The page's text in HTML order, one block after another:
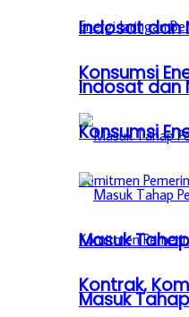
Indosat dan
Konsumsi
Masuk
Kontrak,
Indosat dan
Konsumsi
Masuk